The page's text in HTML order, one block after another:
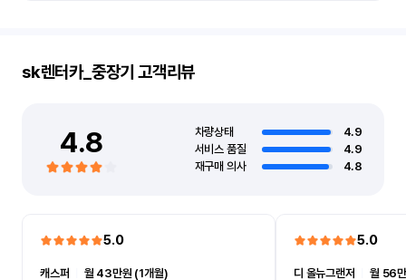
sk렌터카_중장기 고객리뷰
4.8 차량상태
4.9
서비스 품질
4.9
재구매 의사
4.8
5.0
캐스퍼
월 43만원 (1개월)
5.0
디 올뉴그랜저 ㅣ월 56